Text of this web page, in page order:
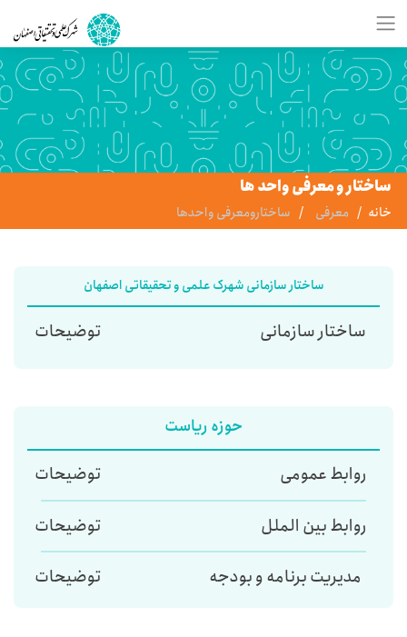
ساختار و معرفی واحد ها
خانه معرفی ساختارومعرفی واحدها
ساختار سازمانی شهرک علمی و تحقیقاتی اصفهان
ساختار سازمانی توضیحات
حوزه ریاست
روابط عمومی توضیحات
روابط بین الملل توضیحات
مدیریت برنامه و بودجه توضیحات